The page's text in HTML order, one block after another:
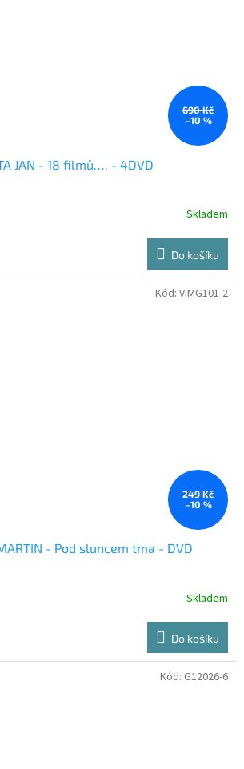
690 Kč
–10 %
JAN - 18 filmů…. - 4DVD
Skladem
Do košíku
249 Kč
–10 %
- Pod sluncem tma - DVD
Skladem
Do košíku
Kód: VIMG101-2
Kód: G12026-6